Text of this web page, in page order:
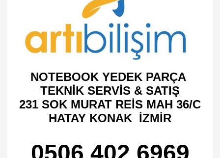
NOTEBOOK YEDEK PARÇA
TEKNİK SERVİS & SATIŞ
231 SOK MURAT REİS MAH 36/C
HATAY KONAK İZMİR